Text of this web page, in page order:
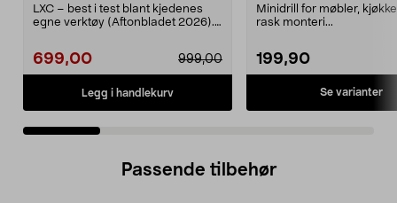
LXC – best i test blant kjedenes
egne verktøy (Aftonbladet 2026).
699,00 999,00
Legg i handlekurv
Minidrill for møbler,
rask monteri...
199,90
Se varianter
Passende tilbehør